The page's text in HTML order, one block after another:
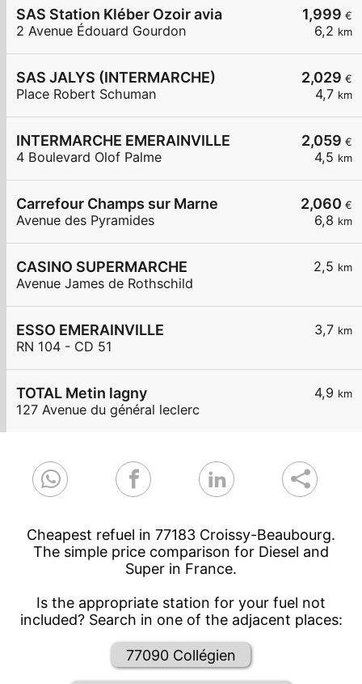
1,999 €
6,2 km
SAS Station Kléber Ozoir avia
2 Avenue Édouard Gourdon
2,029 €
4,7 km
SAS JALYS (INTERMARCHE)
Place Robert Schuman
2,059 €
4,5 km
INTERMARCHE EMERAINVILLE
4 Boulevard Olof Palme
2,060 €
6,8 km
Carrefour Champs sur Marne
Avenue des Pyramides
2,5 km
CASINO SUPERMARCHE
Avenue James de Rothschild
3,7 km
ESSO EMERAINVILLE
RN 104 - CD 51
4,9 km
TOTAL Metin lagny
127 Avenue du général leclerc
Cheapest refuel in 77183 Croissy-Beaubourg.
The simple price comparison for Diesel and
Super in France.
Is the appropriate station for your fuel not
included? Search in one of the adjacent places:
77090 Collégien